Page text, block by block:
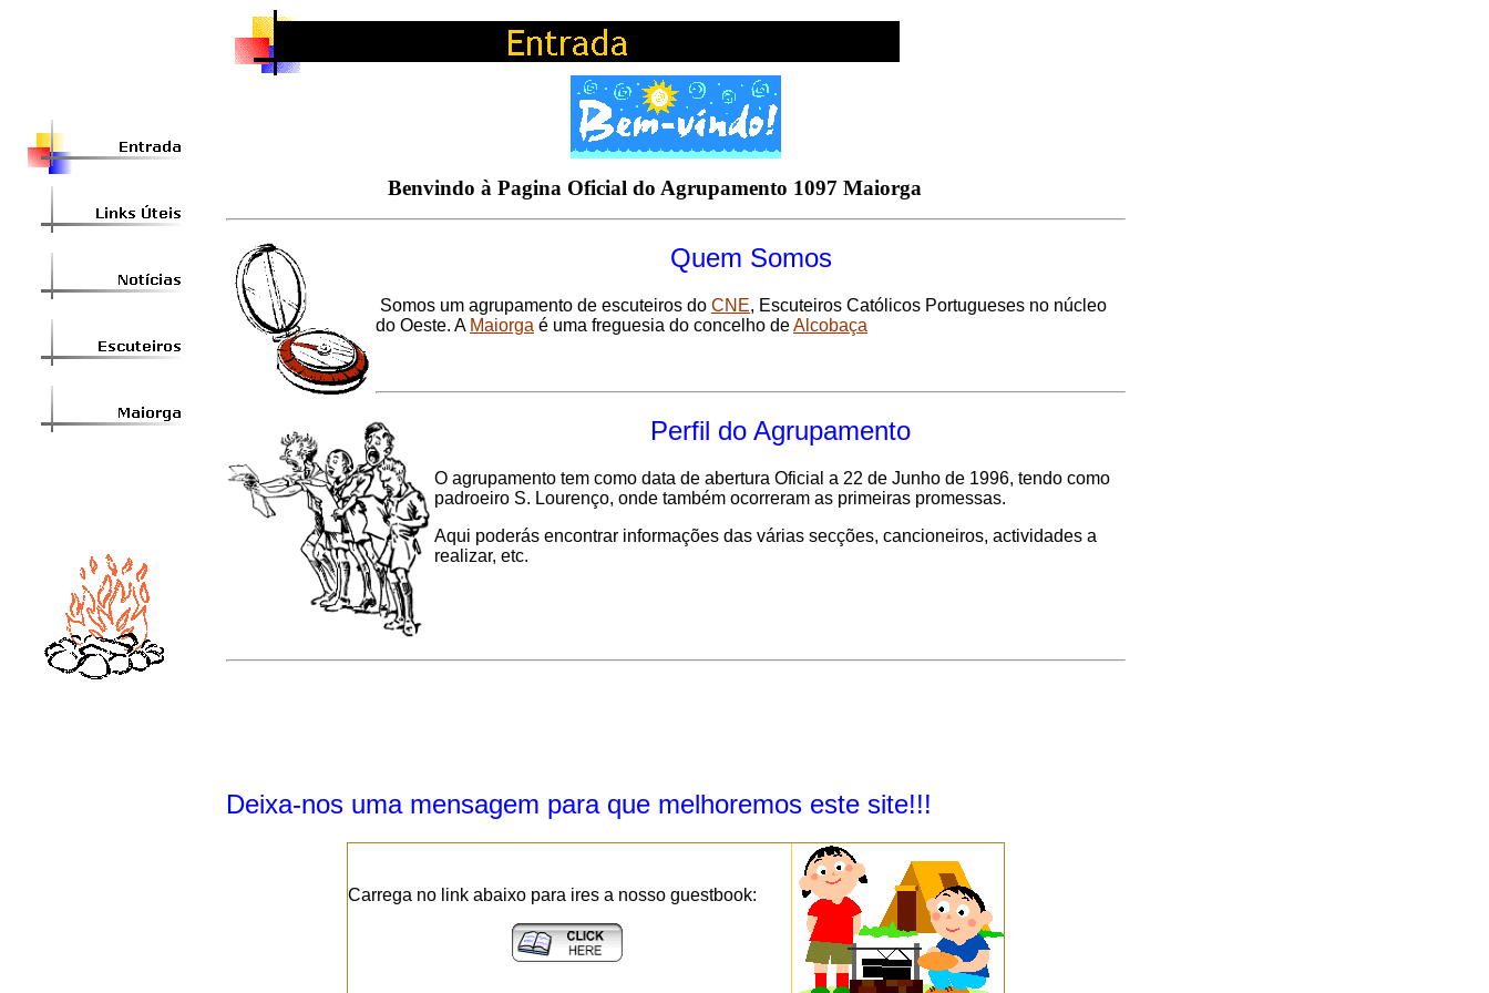
Benvindo à Pagina Oficial do Agrupamento 1097 Maiorga
Quem Somos
Somos um agrupamento de escuteiros do CNE, Escuteiros Católicos Portugueses no núcleo
do Oeste. A Maiorga é uma freguesia do concelho deAlcobaça
Perfil do Agrupamento
O agrupamento tem como data de abertura Oficial a 22 de Junho de 1996, tendo como
padroeiro S. Lourenço, onde também ocorreram as primeiras promessas.
Aqui poderás encontrar informações das várias secções, cancioneiros, actividades a
realizar, etc.
Deixa-nos uma mensagem para que melhoremos este site!!!
Carrega no link abaixo para ires a nosso guestbook: